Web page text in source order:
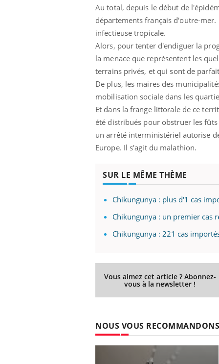
Au total, depuis le début de
départements français d'outre-
infectieuse tropicale.
Alors, pour tenter d'endiguer la
la menace que représentent les
terrains privés, et qui sont de
De plus, les maires des
mobilisation sociale dans les
Et dans la frange littorale de ce
été distribués pour obstruer les
un arrêté interministériel autorise
Europe. Il s'agit du malathion.
SUR LE MÊME THÈME
Chikungunya : plus d'1 cas
Chikungunya : un premier cas
Chikungunya : 221 cas
Vous aimez cet article ? Abonnez-
vous à la newsletter !
NOUS VOUS RECOMMANDONS